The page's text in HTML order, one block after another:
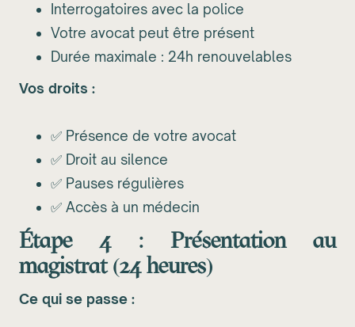
Interrogatoires avec la police
Votre avocat peut être présent
Durée maximale : 24h renouvelables
Vos droits :
✅ Présence de votre avocat
✅ Droit au silence
✅ Pauses régulières
✅ Accès à un médecin
Étape 4 : Présentation au
magistrat (24 heures)
Ce qui se passe :